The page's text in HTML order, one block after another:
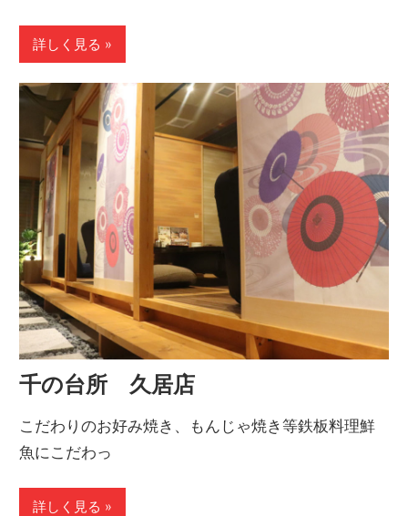
詳しく見る
千の台所 久居店
こだわりのお好み焼き、もんじゃ焼き等鉄板料理鮮
魚にこだわっ
詳しく見る